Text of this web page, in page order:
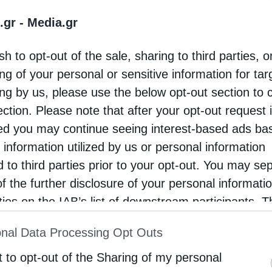
- Media.gr
to opt-out of the sale, sharing to third parties,
of your personal or sensitive information for
by us, please use the below opt-out section to
Please note that after your opt-out request
you may continue seeing interest-based ads
information utilized by us or personal information
to third parties prior to your opt-out. You may
the further disclosure of your personal
on the IAB’s list of downstream participants.
of Downstream Participantsthat may further
parties.
Data Processing Opt Outs
to opt-out of the Sharing of my personal
στους συμμετέχοντες, οι οποίοι
Κέντρου του Αγίου Παντελεήμονα
και επαναπροσδιορισμού της ζωής μας με
αἴρει ἀφ’ ἡμῶν” αλλά και το “Χαίρετε”
αναφορές στη ζωή των σύγχρονών αγίων
της χαράς του Θεού στην ψυχή αλλά και